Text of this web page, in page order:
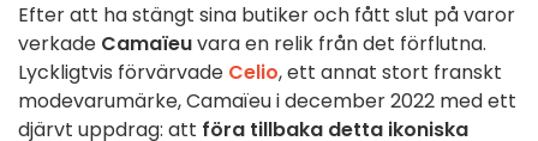
Efter att ha stängt sina butiker och fått slut på varor
verkade Camaïeuvara en relik från det förflutna.
Lyckligtvis förvärvade Celio, ett annat stort franskt
modevarumärke, Camaïeu i december 2022 med ett
djärvt uppdrag: att föra tillbaka detta ikoniska